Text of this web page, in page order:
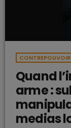
Quand
arme :
medias